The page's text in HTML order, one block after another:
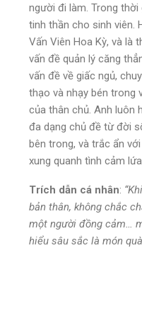
người đi làm. Trong
tinh thần cho sinh viên.
Vấn Viên Hoa Kỳ, và là
vấn đề quản lý căng
vấn đề về giấc ngủ,
thạo và nhạy bén trong
của thân chủ. Anh luôn
đa dạng chủ đề từ đời
bên trong, và trắc ẩn
xung quanh tình cảm
Trích dẫn cá nhân:
bản thân, không chắc
một người đồng cảm…
hiểu sâu sắc là món